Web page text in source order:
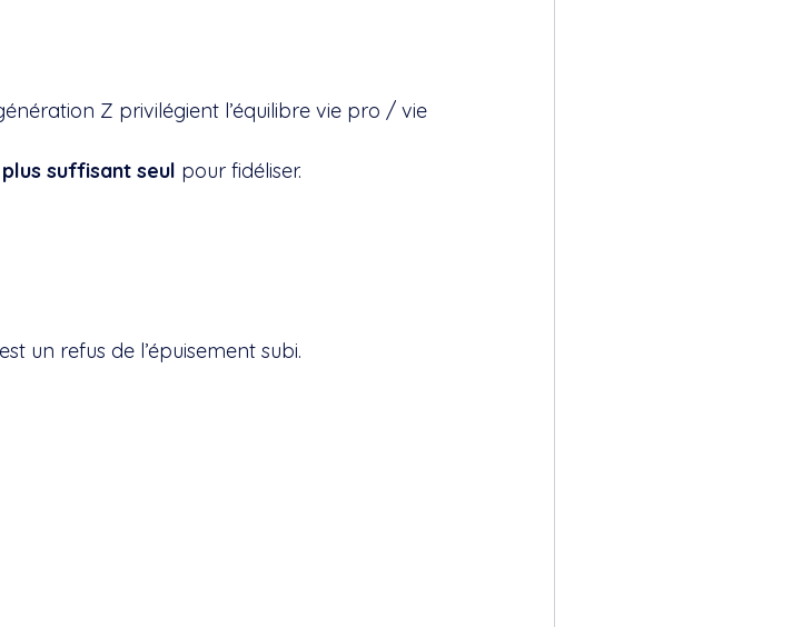
Z privilégient l’équilibre vie pro / vie
plus suffisant seul pour fidéliser.
un refus de l’épuisement subi.